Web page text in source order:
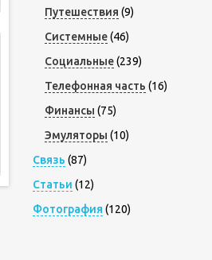
Путешествия (9)
Системные(46)
Социальные(239)
Телефонная часть (16)
Финансы (75)
Эмуляторы (10)
Связь (87)
Статьи (12)
Фотография (120)